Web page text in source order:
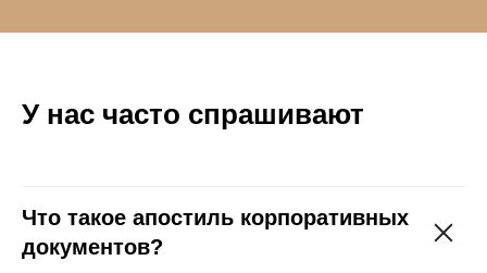
У нас часто спрашивают
Что такое апостиль корпоративных
документов?